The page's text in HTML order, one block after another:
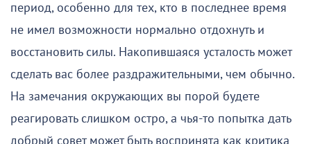
период, особенно для тех, кто в последнее время
не имел возможности нормально отдохнуть и
восстановить силы. Накопившаяся усталость может
сделать вас более раздражительными, чем обычно.
На замечания окружающих вы порой будете
реагировать слишком остро, а чья-то попытка дать
добрый совет может быть воспринята как критика